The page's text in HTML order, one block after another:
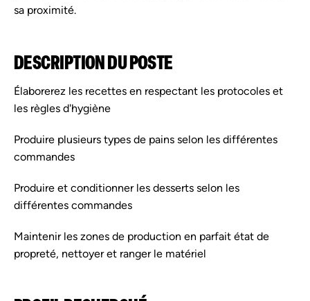
sa proximité.
DESCRIPTION DU POSTE
Élaborerez les recettes en respectant les protocoles et
les règles d'hygiène
Produire plusieurs types de pains selon les différentes
commandes
Produire et conditionner les desserts selon les
différentes commandes
Maintenir les zones de production en parfait état de
propreté, nettoyer et ranger le matériel